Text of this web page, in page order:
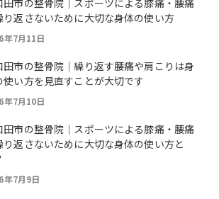
田市の整骨院｜スポーツによる膝痛・腰痛
り返さないために大切な身体の使い方
年7月11日
田市の整骨院｜繰り返す腰痛や肩こりは身
使い方を見直すことが大切です
年7月10日
田市の整骨院｜スポーツによる膝痛・腰痛
り返さないために大切な身体の使い方と
年7月9日